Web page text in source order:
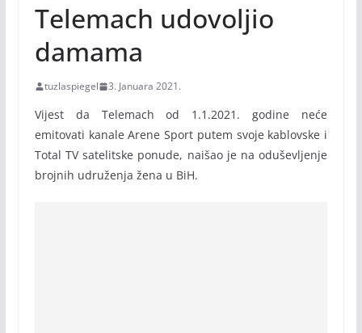
Telemach udovoljio
damama
tuzlaspiegel 3. Januara 2021.
Vijest da Telemach od 1.1.2021. godine neće
emitovati kanale Arene Sport putem svoje kablovske i
Total TV satelitske ponude, naišao je na oduševljenje
brojnih udruženja žena u BiH.